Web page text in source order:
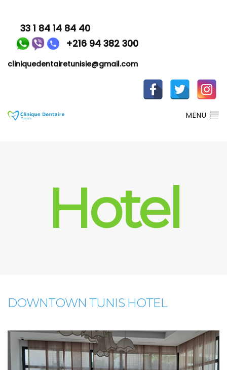
33 1 84 14 84 40
+216 94 382 300
cliniquedentairetunisie@gmail.com
MENU
Hotel
DOWNTOWN TUNIS HOTEL